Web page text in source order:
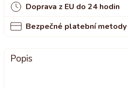
Doprava z EU do 24 hodin
Bezpečné platební metody
Popis